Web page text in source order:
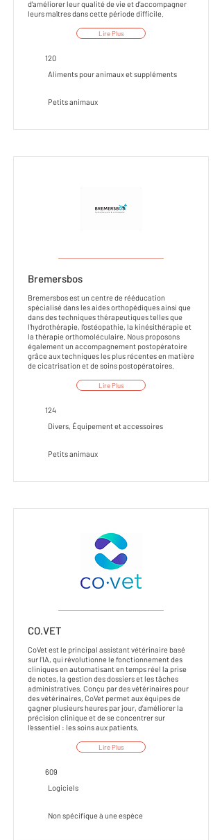
d'améliorer leur qualité de vie et d'accompagner
leurs maîtres dans cette période difficile.
Lire Plus
120
Aliments pour animaux et suppléments
Petits animaux
Bremersbos
Bremersbos est un centre de rééducation
spécialisé dans les aides orthopédiques ainsi que
dans des techniques thérapeutiques telles que
l'hydrothérapie, l'ostéopathie, la kinésithérapie et
la thérapie orthomoléculaire. Nous proposons
également un accompagnement postopératoire
grâce aux techniques les plus récentes en matière
de cicatrisation et de soins postopératoires.
Lire Plus
124
Divers, Équipement et accessoires
Petits animaux
CO.VET
CoVet est le principal assistant vétérinaire basé
sur l'IA, qui révolutionne le fonctionnement des
cliniques en automatisant en temps réel la prise
de notes, la gestion des dossiers et les tâches
administratives. Conçu par des vétérinaires pour
des vétérinaires, CoVet permet aux équipes de
gagner plusieurs heures par jour, d'améliorer la
précision clinique et de se concentrer sur
l'essentiel : les soins aux patients.
Lire Plus
609
Logiciels
Non spécifique à une espèce